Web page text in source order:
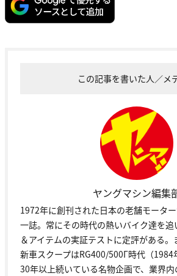
この記事を書いた人／メ
ヤングマシン編集
1972年に創刊された日本の老舗モータ
一誌。常にその時代の熱いバイク達を
＆アイテムの実証テストに定評がある。
新車スクープはRG400/500Γ時代（1984
30年以上続いている名物企画で、業界